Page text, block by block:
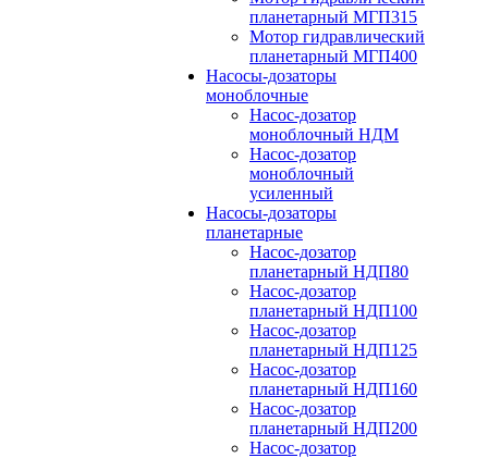
планетарный МГП315
Мотор гидравлический
планетарный МГП400
Насосы-дозаторы
моноблочные
Насос-дозатор
моноблочный НДМ
Насос-дозатор
моноблочный
усиленный
Насосы-дозаторы
планетарные
Насос-дозатор
планетарный НДП80
Насос-дозатор
планетарный НДП100
Насос-дозатор
планетарный НДП125
Насос-дозатор
планетарный НДП160
Насос-дозатор
планетарный НДП200
Насос-дозатор